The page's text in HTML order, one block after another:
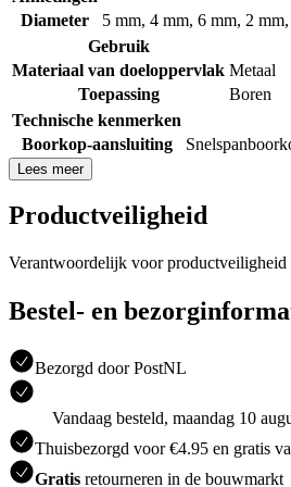
Diameter
5 mm, 4 mm, 6 mm, 2 mm,
Gebruik
Materiaal van doeloppervlak Metaal
Toepassing
Boren
Technische kenmerken
Boorkop-aansluiting
Lees meer
Productveiligheid
Verantwoordelijk voor productveiligheid
Bestel- en
Bezorgd door PostNL
Vandaag besteld, maandag 10
Thuisbezorgd voor €4.95 en gratis
Gratis retourneren in de bouwmarkt